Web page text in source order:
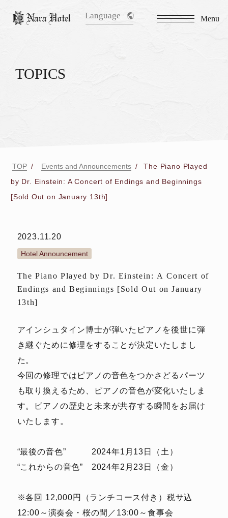
Language Menu
TOPICS
TOP Events and Announcements
The Piano Played
by Dr. Einstein: A Concert of Endings and Beginnings
[Sold Out on January 13th]
2023.11.20
Hotel Announcement
The Piano Played by Dr. Einstein: A Concert of
Endings and Beginnings [Sold Out on January
13th]
アインシュタイン博士が弾いたピアノを後世に弾
き継ぐために修理をすることが決定いたしまし
た。
今回の修理ではピアノの音色をつかさどるパーツ
も取り換えるため、ピアノの音色が変化いたしま
す。ピアノの歴史と未来が共存する瞬間をお届け
いたします。
“最後の音色” 2024年1月13日（土）
“これからの音色” 2024年2月23日（金）
※各回 12,000円（ランチコース付き）税サ込
12:00～演奏会・桜の間／13:00～食事会